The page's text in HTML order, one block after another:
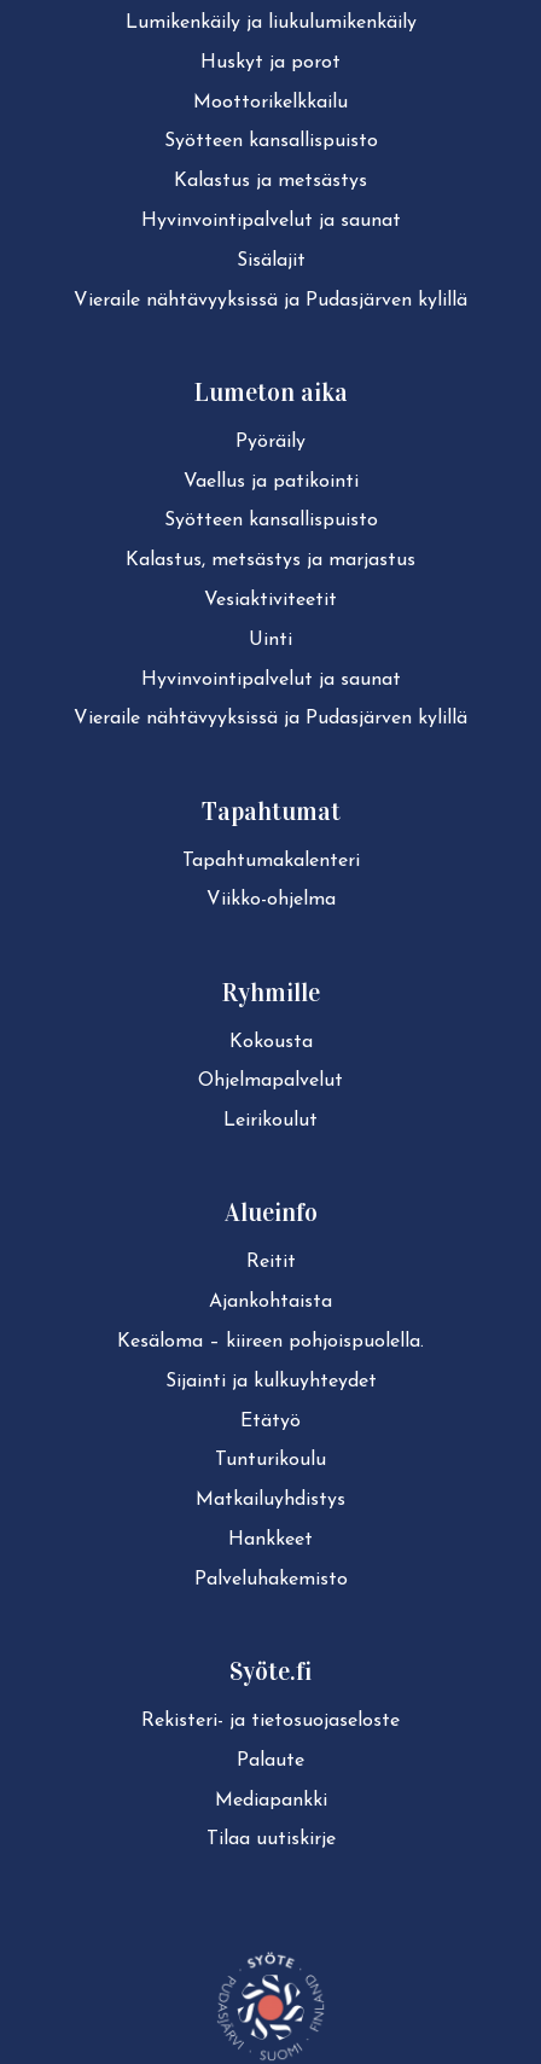
Lu­mi­ken­käi­ly ja liu­ku­lu­mi­ken­käi­ly
Huskyt ja porot
Moot­to­ri­kelk­kai­lu
Syötteen kan­sal­lis­puis­to
Kalastus ja metsästys
Hy­vin­voin­ti­pal­ve­lut ja saunat
Sisälajit
Vieraile näh­tä­vyyk­sis­sä ja Pudasjärven kylillä
Lumeton aika
Pyöräily
Vaellus ja patikointi
Syötteen kan­sal­lis­puis­to
Kalastus, metsästys ja marjastus
Ve­siak­ti­vi­tee­tit
Uinti
Hy­vin­voin­ti­pal­ve­lut ja saunat
Vieraile näh­tä­vyyk­sis­sä ja Pudasjärven kylillä
Tapahtumat
Ta­pah­tu­ma­ka­len­te­ri
Viikko-ohjelma
Ryhmille
Kokousta
Ohjelmapalvelut
Leirikoulut
Alueinfo
Reitit
Ajan­koh­tais­ta
Kesäloma – kiireen pohjoispuolella.
Sijainti ja kul­ku­yh­tey­det
Etätyö
Tun­tu­ri­kou­lu
Mat­kai­lu­yh­dis­tys
Hankkeet
Pal­ve­lu­ha­ke­mis­to
Syöte.fi
Rekisteri- ja tie­to­suo­ja­se­los­te
Palaute
Mediapankki
Tilaa uutiskirje